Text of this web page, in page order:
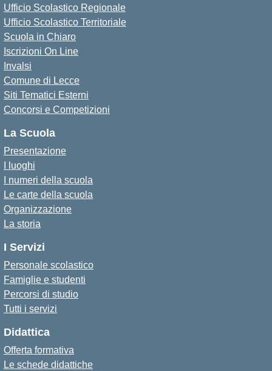
Ufficio Scolastico Regionale
Ufficio Scolastico Territoriale
Scuola in Chiaro
Iscrizioni On Line
Invalsi
Comune di Lecce
Siti Tematici Esterni
Concorsi e Competizioni
La Scuola
Presentazione
I luoghi
I numeri della scuola
Le carte della scuola
Organizzazione
La storia
I Servizi
Personale scolastico
Famiglie e studenti
Percorsi di studio
Tutti i servizi
Didattica
Offerta formativa
Le schede didattiche